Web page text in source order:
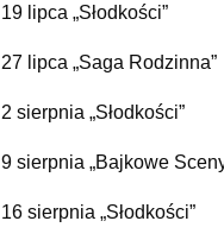
19 lipca „Słodkości”
27 lipca „Saga Rodzinna”
2 sierpnia „Słodkości”
9 sierpnia „Bajkowe
16 sierpnia „Słodkości”